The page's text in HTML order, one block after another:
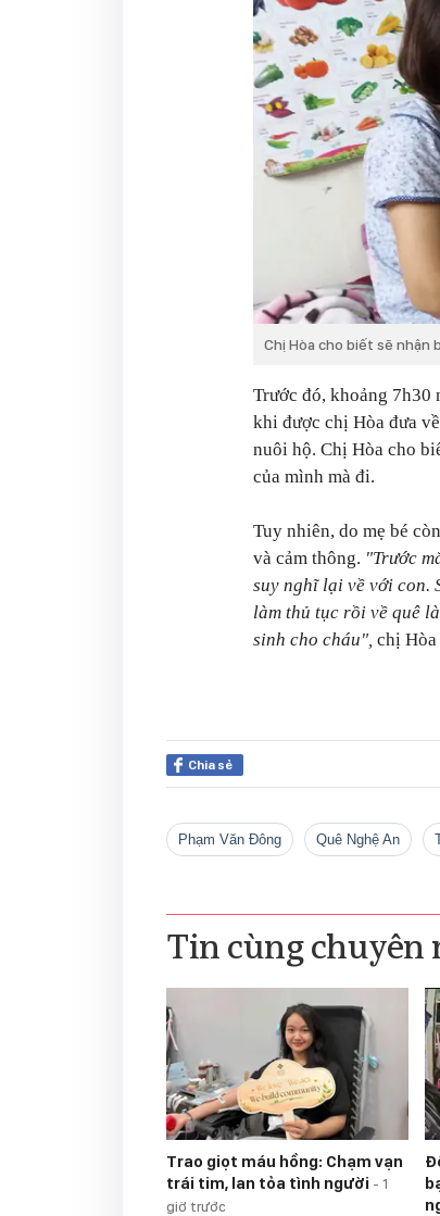
Chị Hòa cho biết sẽ nhận
Trước đó, khoảng 7h30
khi được chị Hòa đưa
nuôi hộ. Chị Hòa cho
của mình mà đi.
Tuy nhiên, do mẹ bé
và cảm thông. "Trước
suy nghĩ lại về với con.
làm thủ tục rồi về quê
sinh cho cháu", chị
Chia sẻ
Phạm Văn Đông quê Nghệ An
Tin cùng chuyên
Trao giọt máu hồng: Chạm vạn
trái tim, lan tỏa tình người - 1
giờ trước